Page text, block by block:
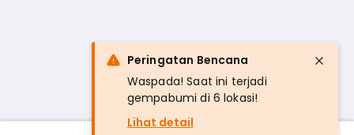
Peringatan Bencana
Waspada! Saat ini terjadi
gempabumi di 6 lokasi!
Lihat detail